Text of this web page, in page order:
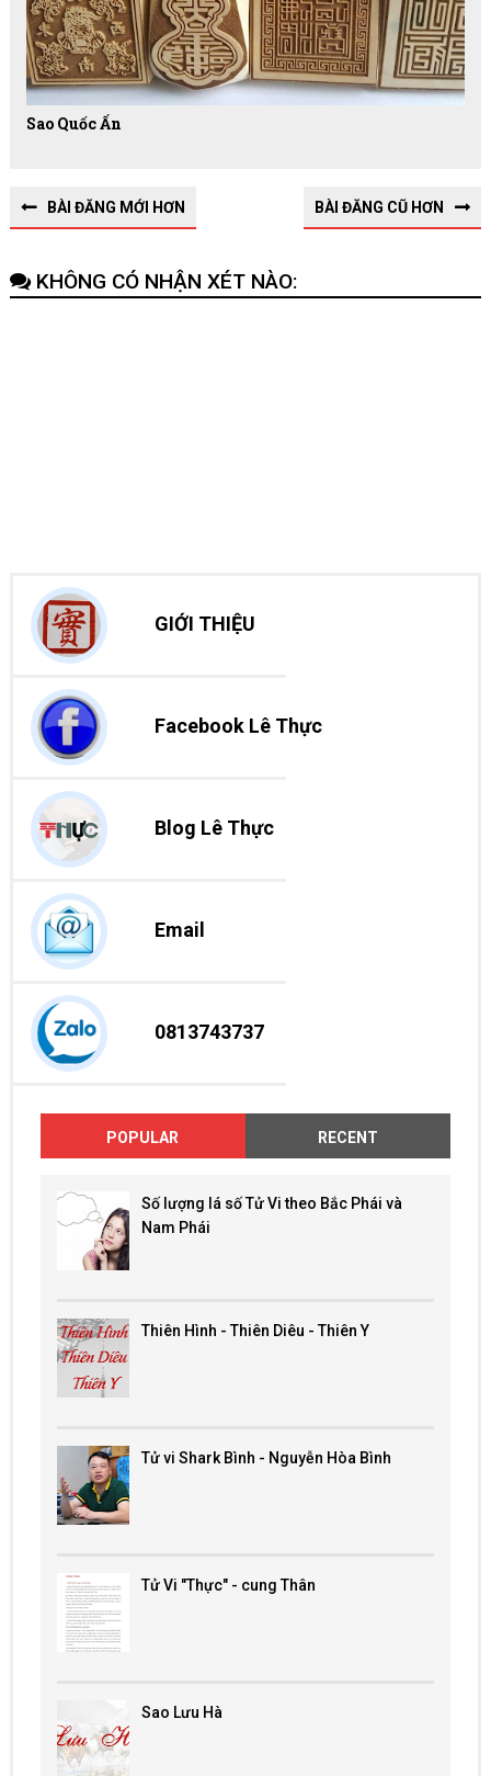
Sao Quốc Ấn
BÀI ĐĂNG MỚI HƠN BÀI ĐĂNG CŨ HƠN
KHÔNG CÓ NHẬN XÉT NÀO:
GIỚI THIỆU
Facebook Lê Thực
Blog Lê Thực
Email
0813743737
POPULAR RECENT
Số lượng lá số Tử Vi theo Bắc Phái và
Nam Phái
Thiên Hình - Thiên Diêu - Thiên Y
Tử vi Shark Bình - Nguyễn Hòa Bình
Tử Vi "Thực" - cung Thân
Sao Lưu Hà